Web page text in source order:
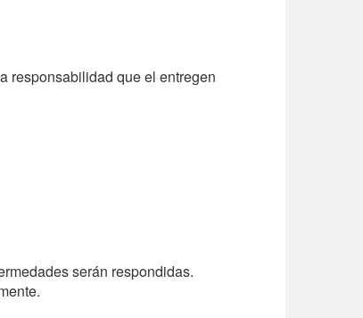
responsabilidad que el entregen
serán respondidas.